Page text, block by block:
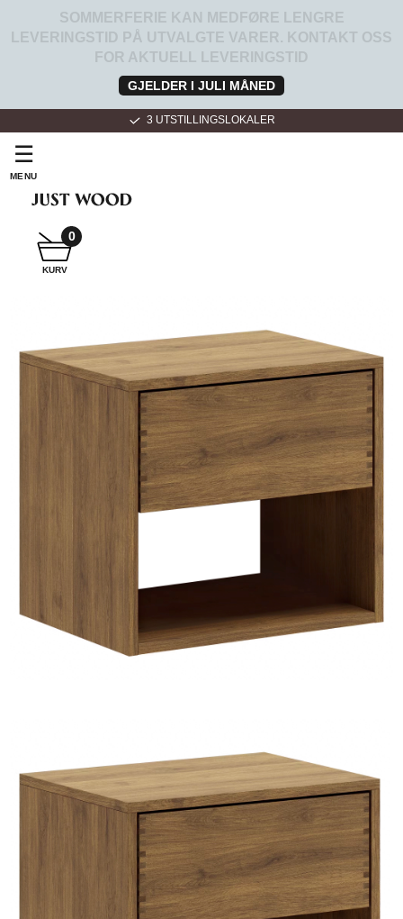
SOMMERFERIE KAN MEDFØRE LENGRE
LEVERINGSTID PÅ UTVALGTE VARER. KONTAKT OSS
FOR AKTUELL LEVERINGSTID
GJELDER I JULI MÅNED
3 UTSTILLINGSLOKALER
☰
MENU
SNEKKER
INSPIRASJON
KURV
0